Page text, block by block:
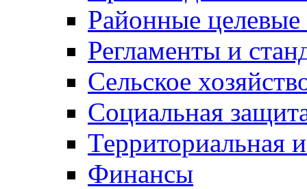
Районные
Регламенты и
Сельское
Социальная
Территориальная
Финансы